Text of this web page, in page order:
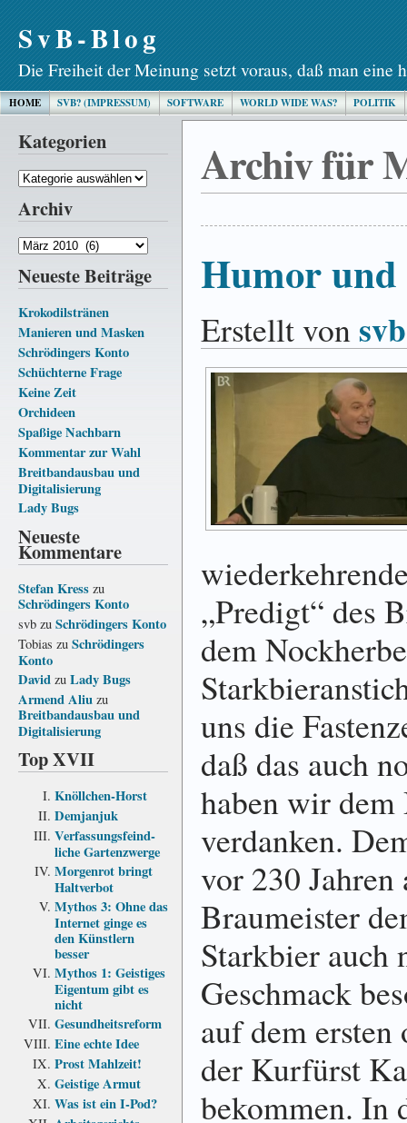
SvB-Blog
Die Freiheit der Meinung setzt voraus, daß man eine
HOME SVB? (IMPRESSUM) SOFTWARE WORLD WIDE WAS? POLITIK
Kategorien
Kategorien
Archiv
Archiv
Neueste Beiträge
Krokodilstränen
Manieren und Masken
Schrödingers Konto
Schüchterne Frage
Keine Zeit
Orchideen
Spaßige Nachbarn
Kommentar zur Wahl
Breitbandausbau und
Digitalisierung
Lady Bugs
Neueste
Kommentare
Stefan Kress zu
Schrödingers Konto
svb zu Schrödingers Konto
Tobias zu Schrödingers
Konto
David zu Lady Bugs
Armend Aliu zu
Breitbandausbau und
Digitalisierung
Top XVII
Knöllchen-Horst
Demjanjuk
Verfassungs­feind­
liche Garten­zwerge
Morgenrot bringt
Haltverbot
Mythos 3: Ohne das
Internet ginge es
den Künstlern
besser
Mythos 1: Geistiges
Eigentum gibt es
nicht
Gesundheits­reform
Eine echte Idee
Prost Mahlzeit!
Geistige Armut
Was ist ein I-Pod?
Archiv für
Humor
Erstellt vonsvb
„Predigt“ des
dem
uns die
daß das auch
haben wir dem
verdanken.
vor 230 Jahren
Braumeister
Starkbier auch
Geschmack
auf dem
der Kurfürst
bekommen. In